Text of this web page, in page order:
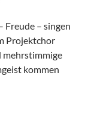
Freude – singen
Projektchor
mehrstimmige
kommen